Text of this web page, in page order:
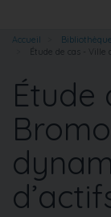
Accueil
Étude de cas -
Étude